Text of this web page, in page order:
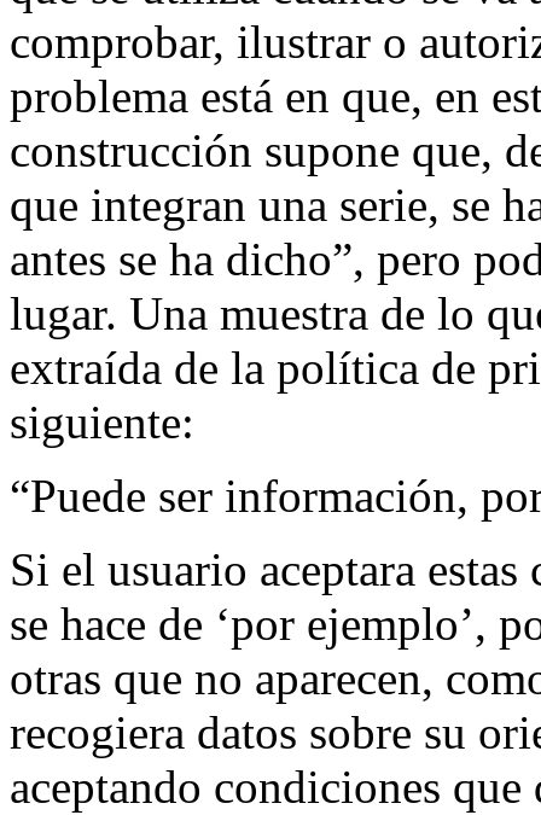
comprobar, ilustrar o
problema está en que, en
construcción supone que,
que integran una serie, se
antes se ha dicho”, pero
lugar. Una muestra de lo
extraída de la política de
siguiente:
“Puede ser información,
Si el usuario aceptara
se hace de ‘por ejemplo’,
otras que no aparecen,
recogiera datos sobre su
aceptando condiciones